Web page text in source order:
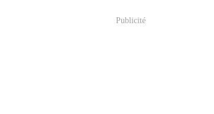
Publicité